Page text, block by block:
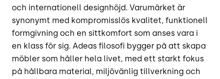
och internationell designhöjd. Varumärket är
synonymt med kompromisslös kvalitet, funktionell
formgivning och en sittkomfort som anses vara i
en klass för sig. Adeas filosofi bygger på att skapa
möbler som håller hela livet, med ett starkt fokus
på hållbara material, miljövänlig tillverkning och